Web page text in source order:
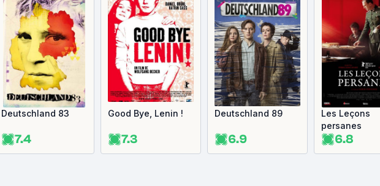
Deutschland 83
7.4
Good Bye, Lenin !
7.3
Deutschland 89
6.9
Les Leçons
persanes
6.8